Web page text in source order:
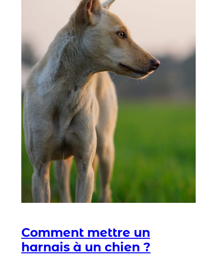
Comment mettre un
harnais à un chien ?